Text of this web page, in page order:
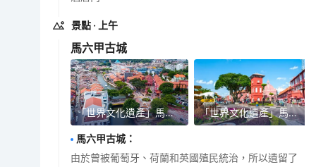
景點 · 上午
馬六甲古城
「世界文化遺產」馬六甲古城 「世界文化遺產」馬六甲古城
馬六甲古城：
由於曾被葡萄牙、荷蘭和英國殖民統治，所以遺留了